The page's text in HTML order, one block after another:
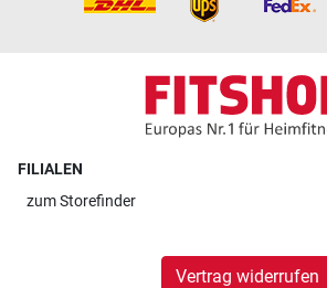
FILIALEN
zumStorefinder
Vertrag widerrufen